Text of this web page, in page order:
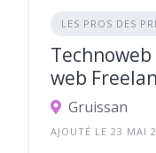
LES PROS DES
web
Gruissan
AJOUTÉ LE 23 MAI